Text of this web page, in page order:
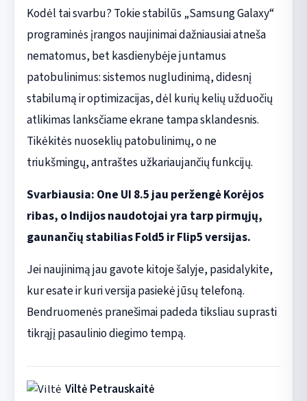
Kodėl tai svarbu? Tokie stabilūs „Samsung Galaxy“
programinės įrangos naujinimai dažniausiai atneša
nematomus, bet kasdienybėje juntamus
patobulinimus: sistemos nugludinimą, didesnį
stabilumą ir optimizacijas, dėl kurių kelių užduočių
atlikimas lanksčiame ekrane tampa sklandesnis.
Tikėkitės nuoseklių patobulinimų, o ne
triukšmingų, antraštes užkariaujančių funkcijų.
Svarbiausia: One UI 8.5 jau peržengė Korėjos
ribas, o Indijos naudotojai yra tarp pirmųjų,
gaunančių stabilias Fold5 ir Flip5 versijas.
Jei naujinimą jau gavote kitoje šalyje, pasidalykite,
kur esate ir kuri versija pasiekė jūsų telefoną.
Bendruomenės pranešimai padeda tiksliau suprasti
tikrąjį pasaulinio diegimo tempą.
Viltė Petrauskaitė